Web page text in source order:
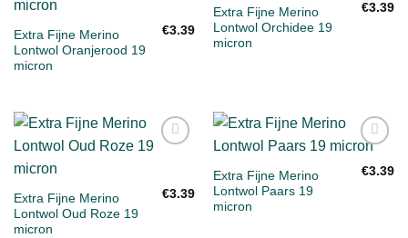
Extra Fijne Merino
Lontwol Oranjerood 19
micron
€3.39
aan
Extra Fijne Merino
Lontwol Orchidee 19
micron
€3.39
Extra Fijne Merino
Lontwol Oud Roze 19
micron
€3.39
aan
Extra Fijne Merino
Lontwol Paars 19
micron
€3.39